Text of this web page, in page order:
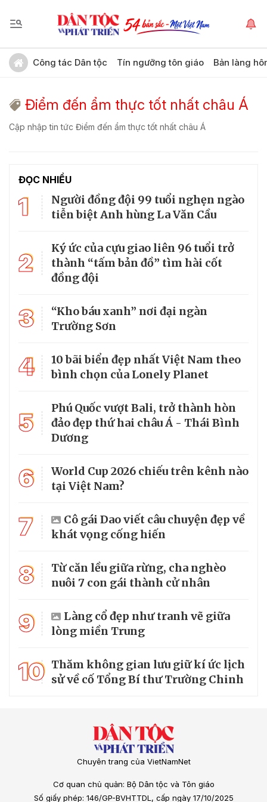
Công tác Dân tộc Tín ngưỡng tôn giáo Bản làng
Điểm đến ẩm thực tốt nhất châu Á
Cập nhập tin tức Điểm đến ẩm thực tốt nhất châu Á
ĐỌC NHIỀU
1
Người đồng đội 99 tuổi nghẹn ngào
tiễn biệt Anh hùng La Văn Cầu
2
Ký ức của cựu giao liên 96 tuổi trở
thành “tấm bản đồ” tìm hài cốt
đồng đội
3
“Kho báu xanh” nơi đại ngàn
Trường Sơn
4
10 bãi biển đẹp nhất Việt Nam theo
bình chọn của Lonely Planet
5
Phú Quốc vượt Bali, trở thành hòn
đảo đẹp thứ hai châu Á - Thái Bình
Dương
6
World Cup 2026 chiếu trên kênh nào
tại Việt Nam?
7
Cô gái Dao viết câu chuyện đẹp về
khát vọng cống hiến
8
Từ căn lều giữa rừng, cha nghèo
nuôi 7 con gái thành cử nhân
9
Làng cổ đẹp như tranh vẽ giữa
lòng miền Trung
10 Thăm không gian lưu giữ kí ức lịch
sử về cố Tổng Bí thư Trường Chinh
Chuyên trang của VietNamNet
Cơ quan chủ quản: Bộ Dân tộc và Tôn giáo
Số giấy phép: 146/GP-BVHTTDL, cấp ngày 17/10/2025